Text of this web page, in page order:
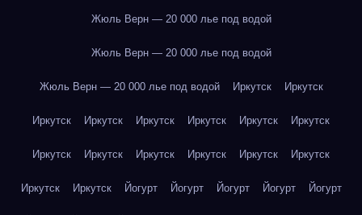
Жюль Верн — 20 000 лье под водой
Жюль Верн — 20 000 лье под водой
Жюль Верн — 20 000 лье под водой Иркутск Иркутск
Иркутск Иркутск Иркутск Иркутск Иркутск Иркутск
Иркутск Иркутск Иркутск Иркутск Иркутск Иркутск
Иркутск Иркутск Йогурт Йогурт Йогурт Йогурт Йогурт